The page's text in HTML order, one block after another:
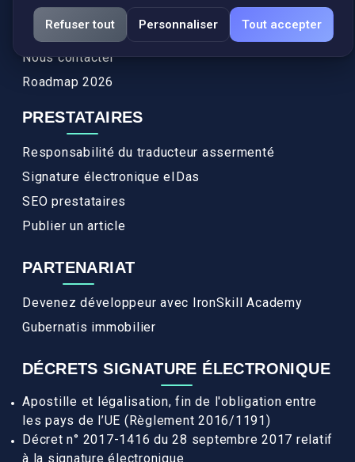
Refuser tout Personnaliser Tout accepter
Services
FAQ
Nous contacter
Roadmap 2026
PRESTATAIRES
Responsabilité du traducteur assermenté
Signature électronique eIDas
SEO prestataires
Publier un article
PARTENARIAT
Devenez développeur avec IronSkill Academy
Gubernatis immobilier
DÉCRETS SIGNATURE ÉLECTRONIQUE
Apostille et légalisation, fin de l'obligation entre
les pays de l’UE (Règlement 2016/1191)
Décret n° 2017-1416 du 28 septembre 2017 relatif
à la signature électronique